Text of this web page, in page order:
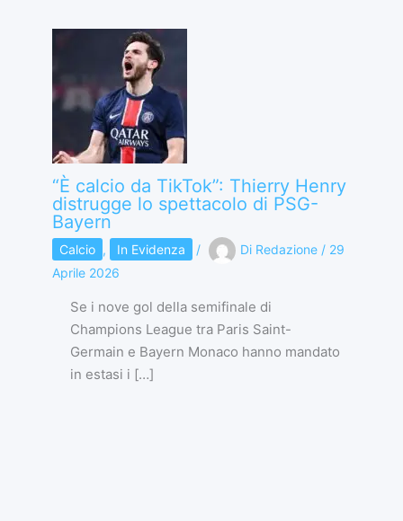
“È calcio da TikTok”: Thierry Henry
distrugge lo spettacolo di PSG-
Bayern
Calcio , In Evidenza / Di Redazione / 29
Aprile 2026
Se i nove gol della semifinale di
Champions League tra Paris Saint-
Germain e Bayern Monaco hanno mandato
in estasi i […]